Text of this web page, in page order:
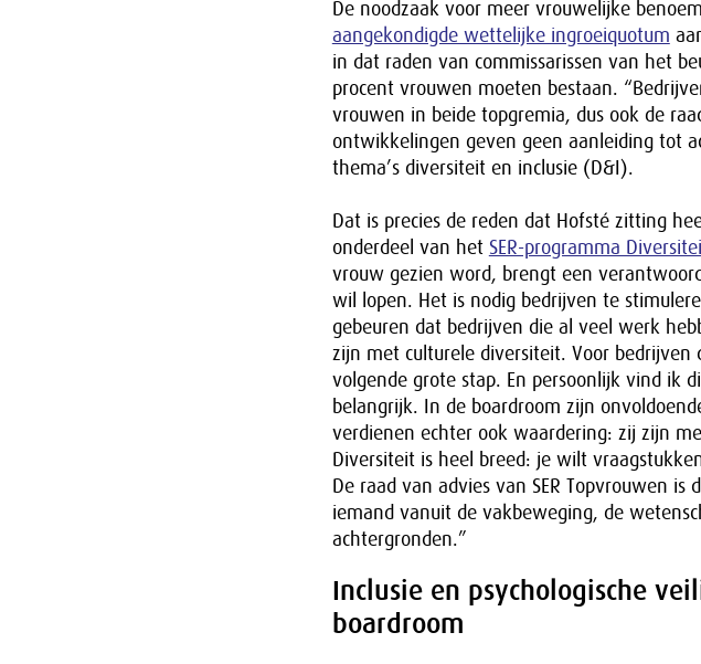
De noodzaak voor meer vrouwelijke
aangekondigde wettelijke ingroeiquotum
in dat raden van commissarissen van het
procent vrouwen moeten bestaan.
vrouwen in beide topgremia, dus ook de
ontwikkelingen geven geen aanleiding tot
thema’s diversiteit en inclusie (D&I).
Dat is precies de reden dat Hofsté zitting
onderdeel van het SER-programma
vrouw gezien word, brengt een
wil lopen. Het is nodig bedrijven te
gebeuren dat bedrijven die al veel werk
zijn met culturele diversiteit. Voor
volgende grote stap. En persoonlijk vind ik
belangrijk. In de boardroom zijn
verdienen echter ook waardering: zij zijn
Diversiteit is heel breed: je wilt
De raad van advies van SER Topvrouwen is
iemand vanuit de vakbeweging, de
achtergronden.”
Inclusie en psychologische
boardroom